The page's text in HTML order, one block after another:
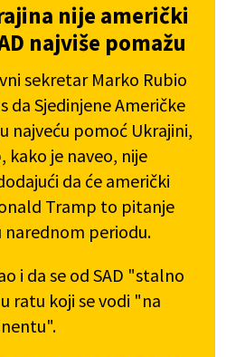
nije američki
najviše pomažu
sekretar Marko Rubio
da Sjedinjene Američke
najveću pomoć Ukrajini,
kako je naveo, nije
da će američki
Tramp to pitanje
narednom periodu.
i da se od SAD "stalno
ratu koji se vodi "na